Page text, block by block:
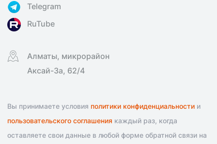
Telegram
RuTube
Алматы, микрорайон
Аксай-3а, 62/4
Вы принимаете условия политики конфиденциальности и
пользовательского соглашения каждый раз, когда
оставляете свои данные в любой форме обратной связи на